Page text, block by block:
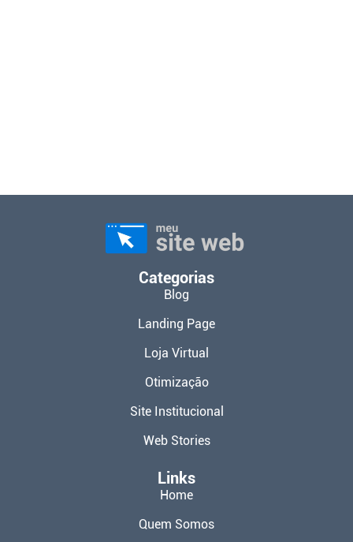
Categorias
Blog
Landing Page
Loja Virtual
Otimização
Site Institucional
Web Stories
Links
Home
Quem Somos